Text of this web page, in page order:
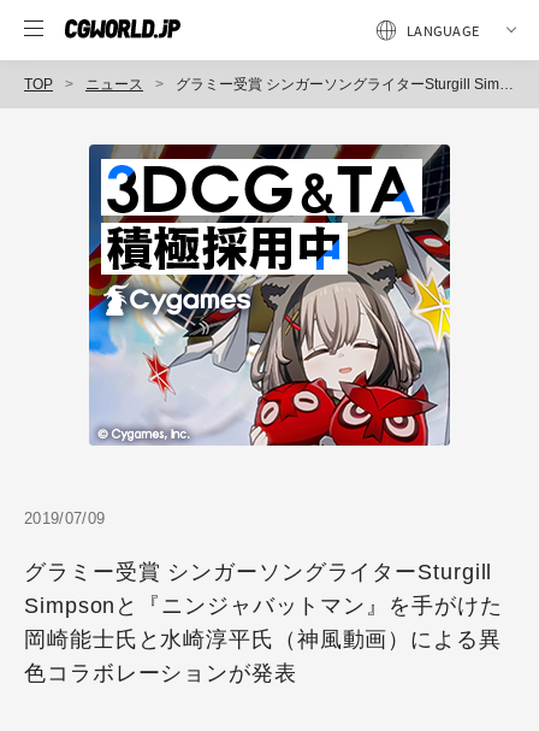
TOP ニュース グラミー受賞 シンガーソングライターSturgill Simpsonと『ニンジャバットマン』を手がけた岡崎能士氏と水崎淳平氏（神風動画）による異色コラボレーションが発表
2019/07/09
グラミー受賞 シンガーソングライターSturgill
Simpsonと『ニンジャバットマン』を手がけた
岡崎能士氏と水崎淳平氏（神風動画）による異
色コラボレーションが発表